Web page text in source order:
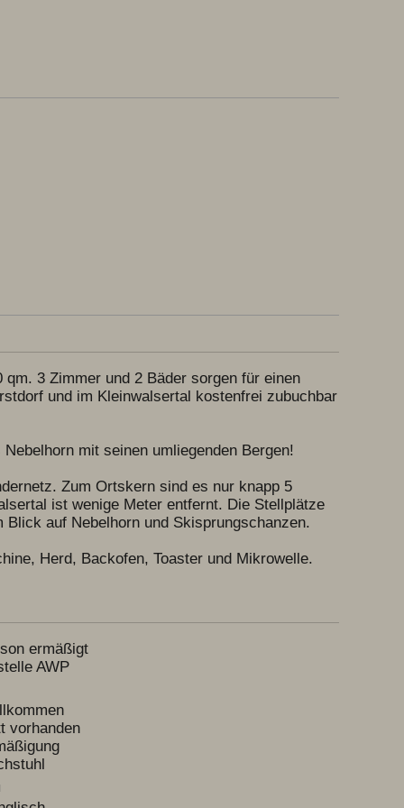
3 Zimmer und 2 Bäder sorgen für einen
und im Kleinwalsertal kostenfrei zubuchbar
mit seinen umliegenden Bergen!
Zum Ortskern sind es nur knapp 5
ist wenige Meter entfernt. Die Stellplätze
auf Nebelhorn und Skisprungschanzen.
Herd, Backofen, Toaster und Mikrowelle.
ermäßigt
AWP